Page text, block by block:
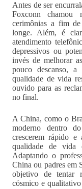
Antes de ser
Foxconn chamou
cerimônias a fim
longe. Além, é
atendimento
depressivos ou
invés de melhorar
pouco descanso, a
qualidade de vida
ouvido para as
no final.
A China, como o
moderno dentro
crescerem rápido e
qualidade de vida
Adaptando o
China ou padres em
objetivo de tentar
cósmico e